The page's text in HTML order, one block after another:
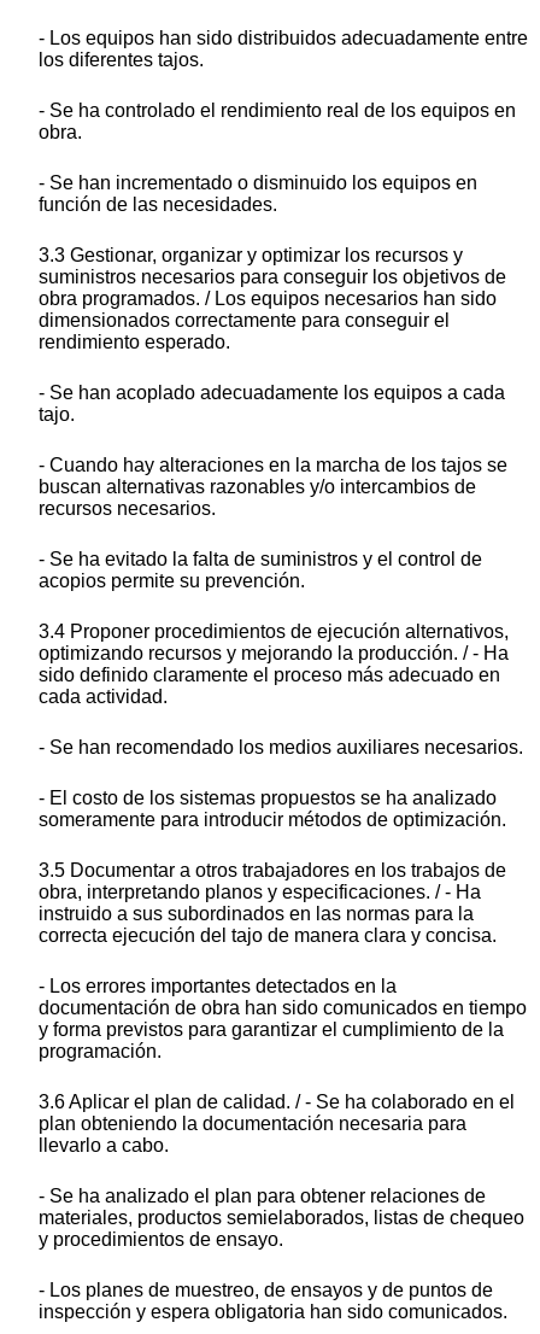
- Los equipos han sido distribuidos adecuadamente entre
los diferentes tajos.
- Se ha controlado el rendimiento real de los equipos en
obra.
- Se han incrementado o disminuido los equipos en
función de las necesidades.
3.3 Gestionar, organizar y optimizar los recursos y
suministros necesarios para conseguir los objetivos de
obra programados. / Los equipos necesarios han sido
dimensionados correctamente para conseguir el
rendimiento esperado.
- Se han acoplado adecuadamente los equipos a cada
tajo.
- Cuando hay alteraciones en la marcha de los tajos se
buscan alternativas razonables y/o intercambios de
recursos necesarios.
- Se ha evitado la falta de suministros y el control de
acopios permite su prevención.
3.4 Proponer procedimientos de ejecución alternativos,
optimizando recursos y mejorando la producción. / - Ha
sido definido claramente el proceso más adecuado en
cada actividad.
- Se han recomendado los medios auxiliares necesarios.
- El costo de los sistemas propuestos se ha analizado
someramente para introducir métodos de optimización.
3.5 Documentar a otros trabajadores en los trabajos de
obra, interpretando planos y especificaciones. / - Ha
instruido a sus subordinados en las normas para la
correcta ejecución del tajo de manera clara y concisa.
- Los errores importantes detectados en la
documentación de obra han sido comunicados en tiempo
y forma previstos para garantizar el cumplimiento de la
programación.
3.6 Aplicar el plan de calidad. / - Se ha colaborado en el
plan obteniendo la documentación necesaria para
llevarlo a cabo.
- Se ha analizado el plan para obtener relaciones de
materiales, productos semielaborados, listas de chequeo
y procedimientos de ensayo.
- Los planes de muestreo, de ensayos y de puntos de
inspección y espera obligatoria han sido comunicados.